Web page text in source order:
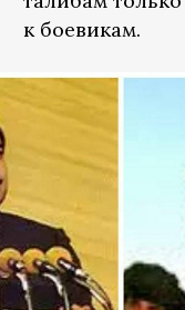
к боевикам.